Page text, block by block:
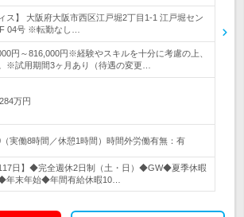
ス】 大阪府大阪市西区江戸堀2丁目1-1 江戸堀セン
04号 ※転勤なし…
円～816,000円※経験やスキルを十分に考慮の上、
※試用期間3ヶ月あり（待遇の変更…
万円
実働8時間／休憩1時間）時間外労働有無：有
117日】◆完全週休2日制（土・日）◆GW◆夏季休暇
末年始◆年間有給休暇10…